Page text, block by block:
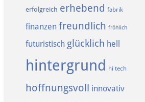
erfolgreich erhebend fabrik
finanzen freundlich fröhlich
futuristisch glücklich hell
hintergrund hi tech
hoffnungsvoll innovativ